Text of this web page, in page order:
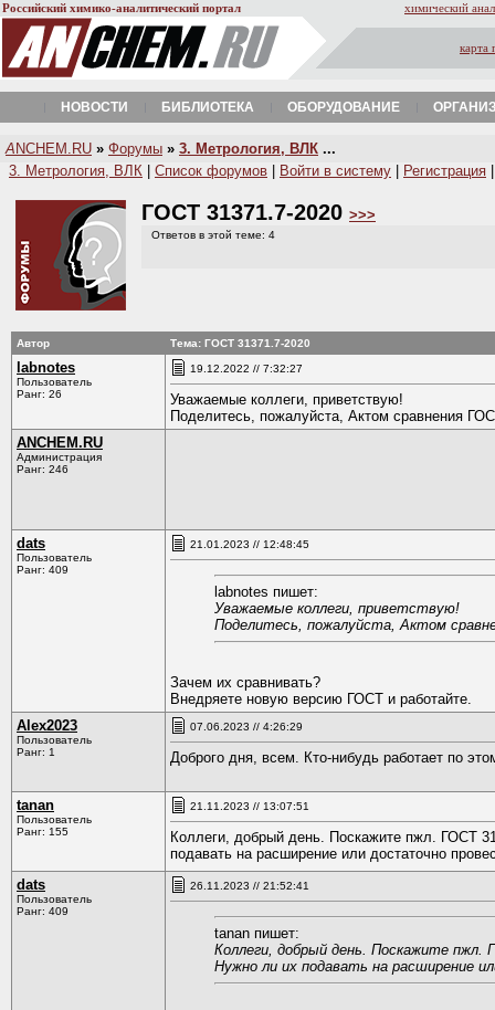
Российский химико-аналитический портал химический
карта
НОВОСТИ БИБЛИОТЕКА ОБОРУДОВАНИЕ
A NCHEM.RU » Форумы » 3. Метрология, ВЛК ...
3. Метрология, ВЛК
Список форумов Войти в систему Регистрация
ГОСТ 31371.7-2020 >>>
Ответов в этой теме: 4
Автор Тема: ГОСТ 31371.7-2020
labnotes
Пользователь
Ранг: 26
19.12.2022 // 7:32:27
Уважаемые коллеги, приветствую!
Поделитесь, пожалуйста, Актом сравнения
ANCHEM.RU
Администрация
Ранг: 246
dats
Пользователь
Ранг: 409
21.01.2023 // 12:48:45
labnotes пишет:
Уважаемые коллеги, приветствую!
Поделитесь, пожалуйста, Актом
Зачем их сравнивать?
Внедряете новую версию ГОСТ и работайте.
Alex2023
Пользователь
Ранг: 1
07.06.2023 // 4:26:29
Доброго дня, всем. Кто-нибудь работает по
tanan
Пользователь
Ранг: 155
21.11.2023 // 13:07:51
Коллеги, добрый день. Поскажите пжл. ГОСТ
подавать на расширение или достаточно
dats
Пользователь
Ранг: 409
26.11.2023 // 21:52:41
tanan пишет:
Коллеги, добрый день. Поскажите пжл.
Нужно ли их подавать на расширение